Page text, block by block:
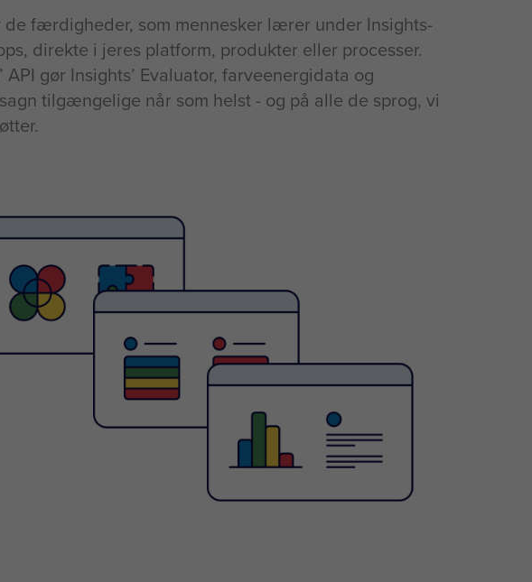
de færdigheder, som mennesker lærer under Insights-
direkte i jeres platform, produkter eller processer.
API gør Insights’ Evaluator, farveenergidata og
tilgængelige når som helst - og på alle de sprog, vi